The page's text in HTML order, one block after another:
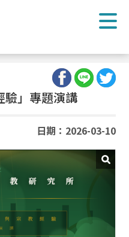
驗」專題演講
日期：2026-03-10